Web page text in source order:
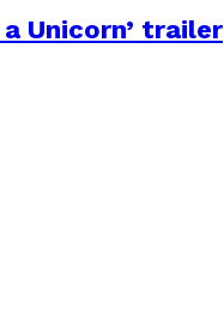
Unicorn’ trailer